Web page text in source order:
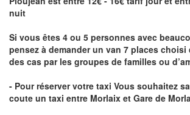
nuit
Si vous êtes 4 ou 5 personnes avec
pensez à demander un van 7 places
des cas par les groupes de familles ou
- Pour réserver votre taxi Vous souhaitez
coute un taxi entre Morlaix et Gare de